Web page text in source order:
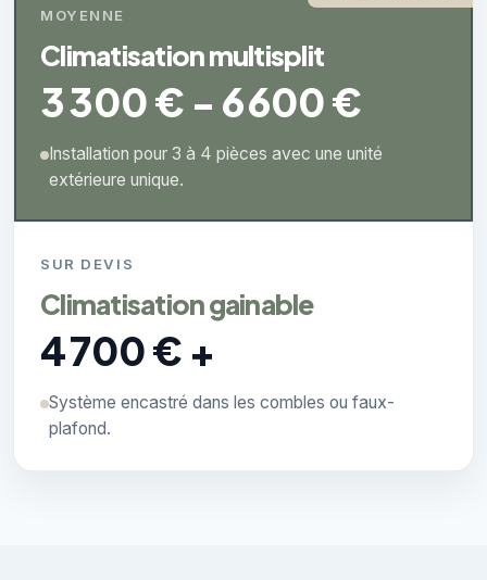
MOYENNE
Climatisation multisplit
3 300 € - 6 600 €
Installation pour 3 à 4 pièces avec une unité
extérieure unique.
SUR DEVIS
Climatisation gainable
4 700 € +
Système encastré dans les combles ou faux-
plafond.